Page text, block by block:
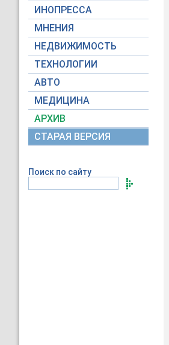
ИНОПРЕССА
МНЕНИЯ
НЕДВИЖИМОСТЬ
ТЕХНОЛОГИИ
АВТО
МЕДИЦИНА
АРХИВ
СТАРАЯ ВЕРСИЯ
Поиск по сайту